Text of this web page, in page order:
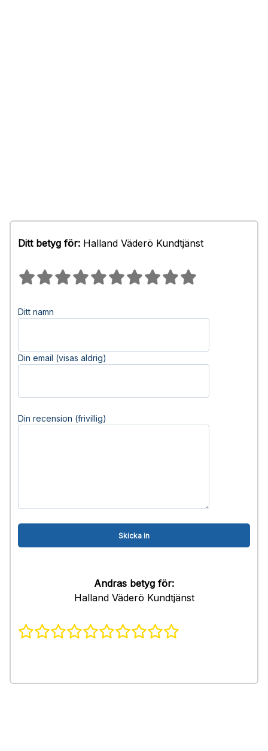
Ditt betyg för: Halland Väderö Kundtjänst
Ditt namn
Din email (visas aldrig)
Din recension (frivillig)
Andras betyg för:
Halland Väderö Kundtjänst